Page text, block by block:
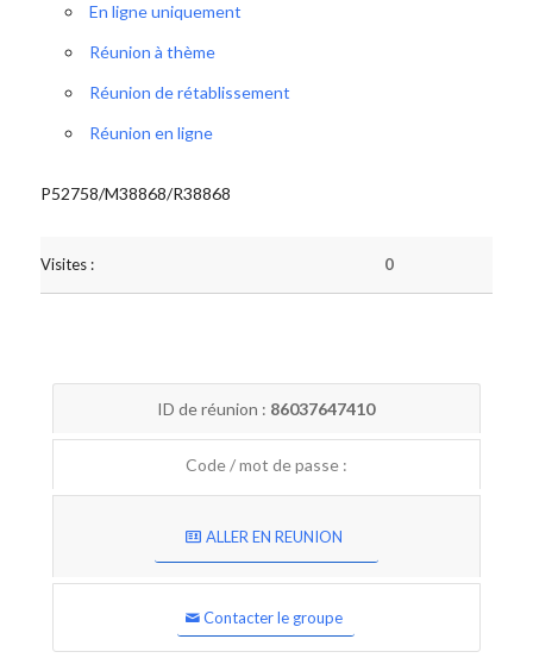
En ligne uniquement
Réunion à thème
Réunion de rétablissement
Réunion en ligne
P52758/M38868/R38868
Visites : 0
ID de réunion : 86037647410
Code / mot de passe :
ALLER EN REUNION
Contacter le groupe